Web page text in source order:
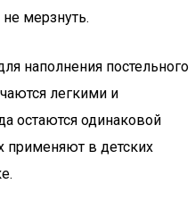
мерзнуть.
наполнения постельного
легкими и
остаются одинаковой
в детских